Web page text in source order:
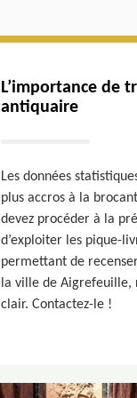
L’importance de
antiquaire
Les données
plus accros à la
devez procéder à la
d’exploiter les pique-
permettant de
la ville de Aigrefeuille,
clair. Contactez-le !